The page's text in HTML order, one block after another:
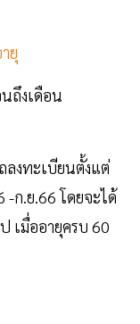
ยุ
ถึงเดือน
ลงทะเบียนตั้งแต่
ก.ย.66 โดยจะได้
เมื่ออายุครบ 60